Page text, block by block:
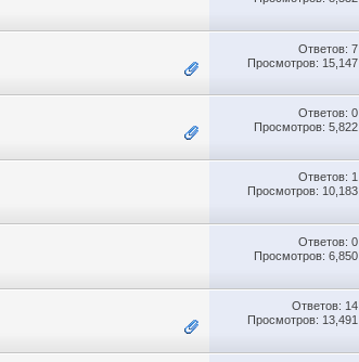
Ответов: 7
Просмотров: 15,147
Ответов: 0
Просмотров: 5,822
Ответов: 1
Просмотров: 10,183
Ответов: 0
Просмотров: 6,850
Ответов: 14
Просмотров: 13,491